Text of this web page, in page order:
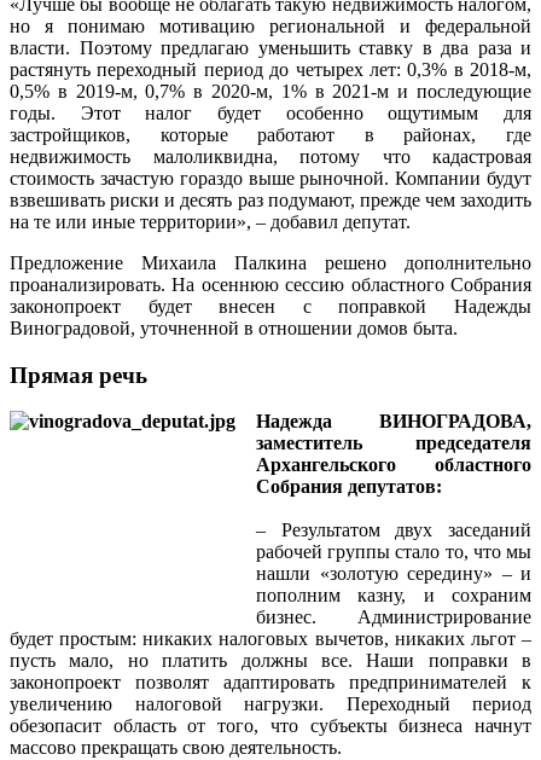
но я понимаю мотивацию региональной и федеральной
власти. Поэтому предлагаю уменьшить ставку в два раза и
растянуть переходный период до четырех лет: 0,3% в 2018-м,
0,5% в 2019-м, 0,7% в 2020-м, 1% в 2021-м и последующие
годы. Этот налог будет особенно ощутимым для
застройщиков, которые работают в районах, где
недвижимость малоликвидна, потому что кадастровая
стоимость зачастую гораздо выше рыночной. Компании будут
взвешивать риски и десять раз подумают, прежде чем заходить
на те или иные территории», – добавил депутат.
Предложение Михаила Палкина решено дополнительно
проанализировать. На осеннюю сессию областного Собрания
законопроект будет внесен с поправкой Надежды
Виноградовой, уточненной в отношении домов быта.
Прямая речь
Надежда ВИНОГРАДОВА,
заместитель председателя
Архангельского областного
Собрания депутатов:
– Результатом двух заседаний
рабочей группы стало то, что мы
нашли «золотую середину» – и
пополним казну, и сохраним
бизнес. Администрирование
будет простым: никаких налоговых вычетов, никаких льгот –
пусть мало, но платить должны все. Наши поправки в
законопроект позволят адаптировать предпринимателей к
увеличению налоговой нагрузки. Переходный период
обезопасит область от того, что субъекты бизнеса начнут
массово прекращать свою деятельность.